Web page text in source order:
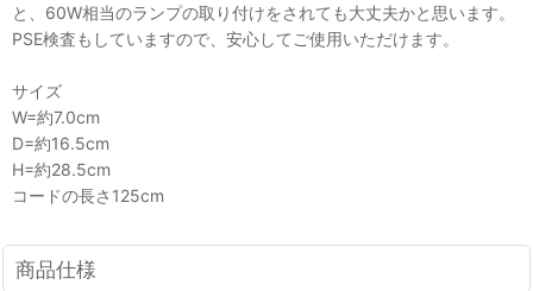
と、60W相当のランプの取り付けをされても大丈夫かと思います。
PSE検査もしていますので、安心してご使用いただけます。
サイズ
W=約7.0cm
D=約16.5cm
H=約28.5cm
コードの長さ125cm
商品仕様